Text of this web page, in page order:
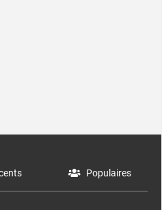
Populaires